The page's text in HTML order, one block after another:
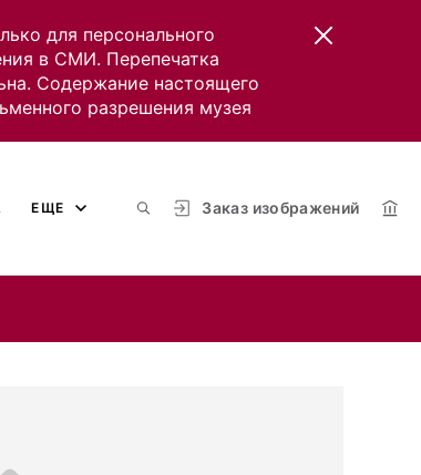
для персонального
в СМИ. Перепечатка
Содержание настоящего
разрешения музея
Заказ изображений
ЕЩЕ